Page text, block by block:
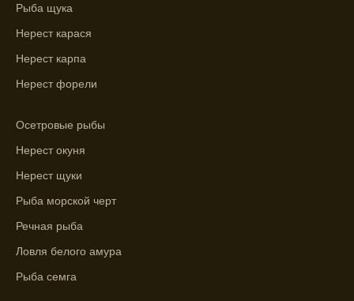
Благодаря точному прогнозу, я смог
области.
помогает планировать рыбалку в разные
месяцы.
Инструкция по подготовке к рыбалке
учитывает прогноз клева.
Рыба щука
Нерест карася
Нерест карпа
Нерест форели
Осетровые рыбы
Нерест окуня
Нерест щуки
Рыба морской черт
Речная рыба
Ловля белого амура
Рыба семга